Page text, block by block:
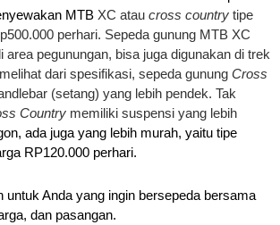
MTB XC atau cross country tipe
perhari. Sepeda gunung MTB XC
area pegunungan, bisa juga digunakan di trek
dari spesifikasi, sepeda gunung Cross
(setang) yang lebih pendek. Tak
Country memiliki suspensi yang lebih
ada juga yang lebih murah, yaitu tipe
RP120.000 perhari.
untuk Anda yang ingin bersepeda bersama
dan pasangan.